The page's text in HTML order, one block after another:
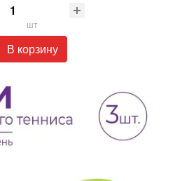
шт
В корзину